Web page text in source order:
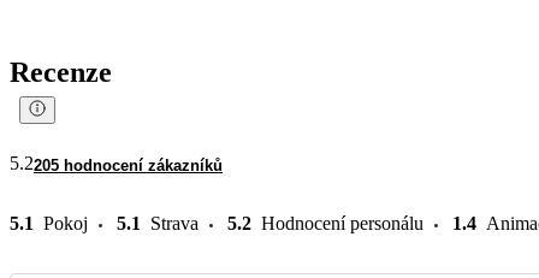
Recenze
5.2205 hodnocení zákazníků
5.1 Pokoj 5.1 Strava 5.2 Hodnocení personálu 1.4